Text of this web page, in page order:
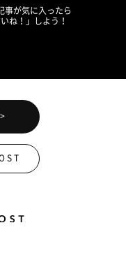
事が気に入ったら
いね！」しよう！